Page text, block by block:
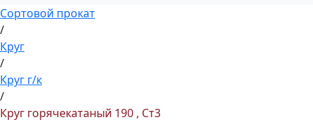
Сортовой прокат
/
Круг
/
Круг г/к
/
Круг горячекатаный 190 , Ст3